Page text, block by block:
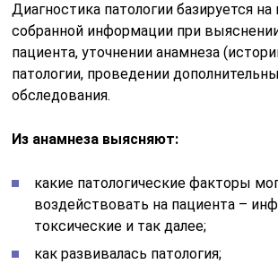
Диагностика патологии базируется
собранной информации при
пациента, уточнении анамнеза
патологии, проведении
обследования.
Из анамнеза выясняют:
какие патологические факторы
воздействовать на пациента –
токсические и так далее;
как развивалась патология;